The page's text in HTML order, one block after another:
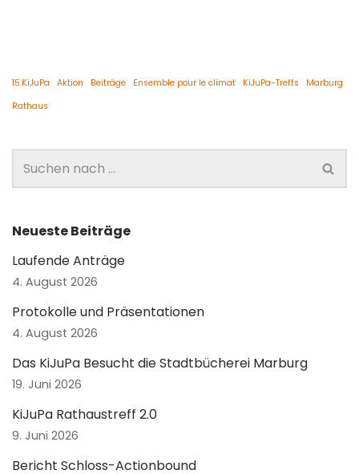
15.KiJuPa Aktion Beiträge Ensemble pour le climat KiJuPa-Treffs
Marburg
Rathaus
Neueste Beiträge
Laufende Anträge
4. August 2026
Protokolle und Präsentationen
4. August 2026
Das KiJuPa Besucht die Stadtbücherei Marburg
19. Juni 2026
KiJuPa Rathaustreff 2.0
9. Juni 2026
Bericht Schloss-Actionbound